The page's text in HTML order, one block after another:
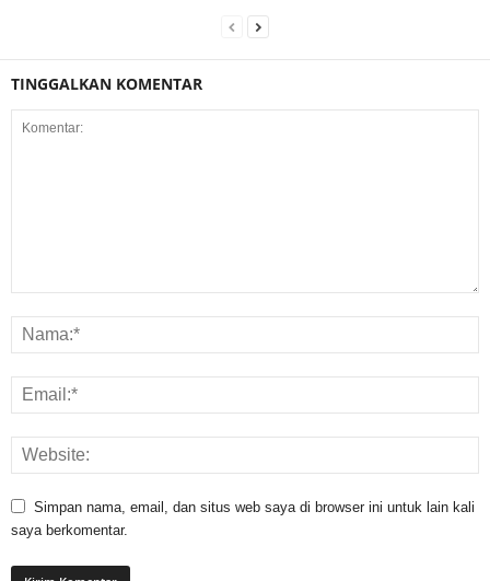
TINGGALKAN KOMENTAR
Simpan nama, email, dan situs web saya di browser ini untuk lain kali
saya berkomentar.